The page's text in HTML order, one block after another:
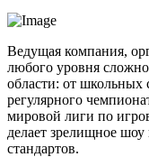
Ведущая компания,
любого уровня
области: от школьных
регулярного
мировой лиги по
делает зрелищное
стандартов.